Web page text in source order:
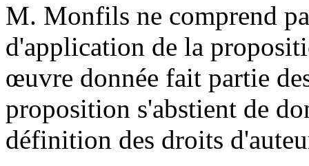
M. Monfils ne comprend
d'application de la
œuvre donnée fait partie
proposition s'abstient de
définition des droits